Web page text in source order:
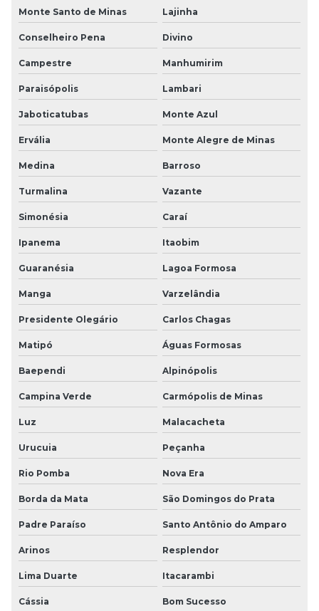
Monte Santo de Minas Lajinha
Conselheiro Pena Divino
Campestre Manhumirim
Paraisópolis Lambari
Jaboticatubas Monte Azul
Ervália Monte Alegre de Minas
Medina Barroso
Turmalina Vazante
Simonésia Caraí
Ipanema Itaobim
Guaranésia Lagoa Formosa
Manga Varzelândia
Presidente Olegário Carlos Chagas
Matipó Águas Formosas
Baependi Alpinópolis
Campina Verde Carmópolis de Minas
Luz Malacacheta
Urucuia Peçanha
Rio Pomba Nova Era
Borda da Mata São Domingos do Prata
Padre Paraíso Santo Antônio do Amparo
Arinos Resplendor
Lima Duarte Itacarambi
Cássia Bom Sucesso